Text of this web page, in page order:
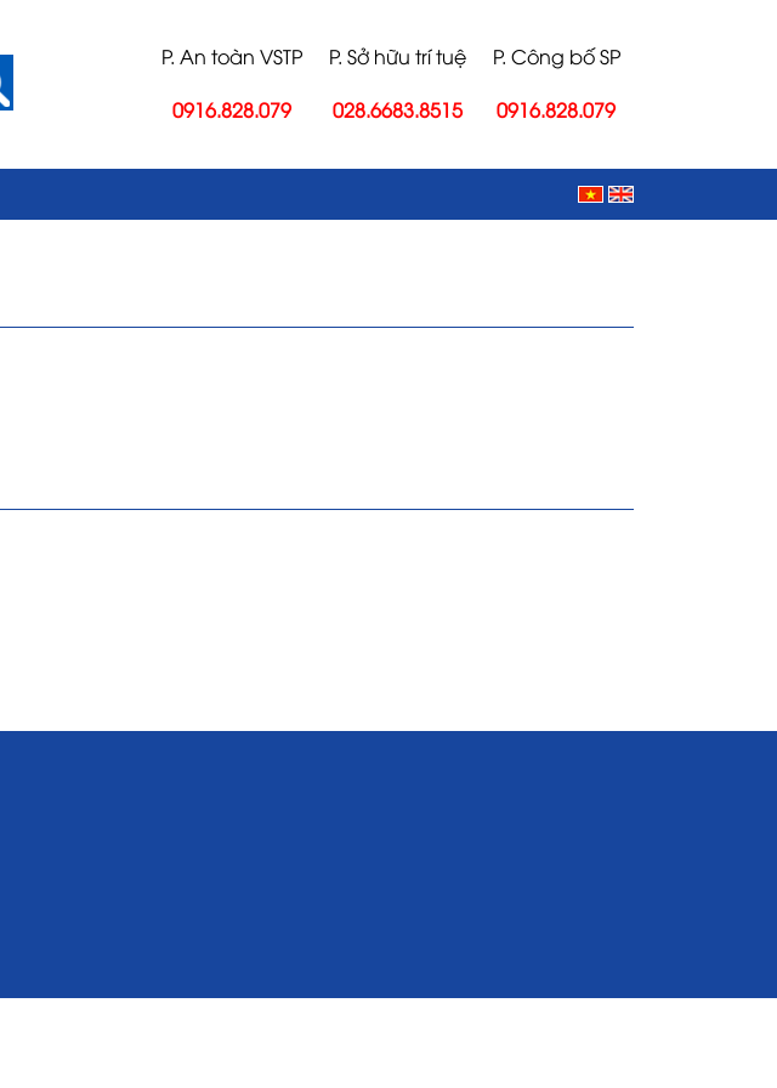
P. An toàn VSTP
0916.828.079
P. Sở hữu trí tuệ
028.6683.8515
P. Công bố SP
0916.828.079